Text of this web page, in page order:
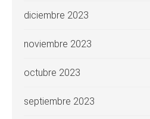
diciembre 2023
noviembre 2023
octubre 2023
septiembre 2023